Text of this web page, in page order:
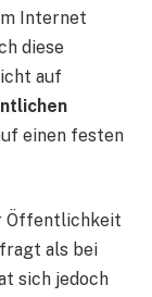
Internet
diese
auf
einen festen
Öffentlichkeit
als bei
sich jedoch